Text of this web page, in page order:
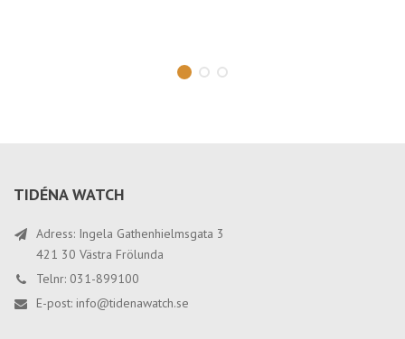
TIDÉNA WATCH
Adress: Ingela Gathenhielmsgata 3
421 30 Västra Frölunda
Telnr: 031-899100
E-post: info@tidenawatch.se